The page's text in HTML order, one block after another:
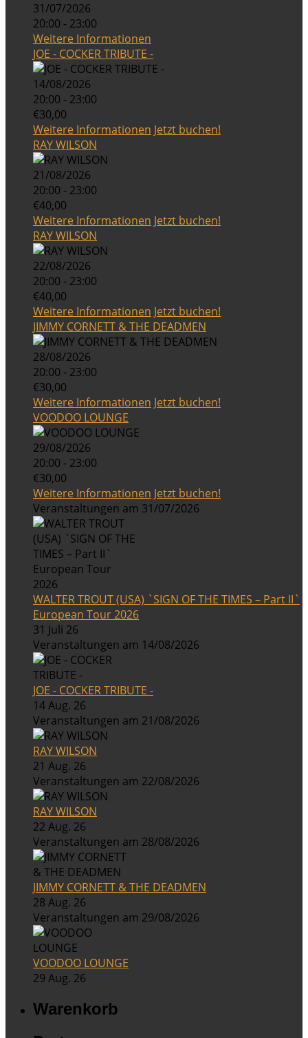
31/07/2026
20:00 - 23:00
Weitere Informationen
JOE - COCKER TRIBUTE -
14/08/2026
20:00 - 23:00
€30,00
Weitere Informationen Jetzt buchen!
RAY WILSON
21/08/2026
20:00 - 23:00
€40,00
Weitere Informationen Jetzt buchen!
RAY WILSON
22/08/2026
20:00 - 23:00
€40,00
Weitere Informationen Jetzt buchen!
JIMMY CORNETT & THE DEADMEN
28/08/2026
20:00 - 23:00
€30,00
Weitere Informationen Jetzt buchen!
VOODOO LOUNGE
29/08/2026
20:00 - 23:00
€30,00
Weitere Informationen Jetzt buchen!
Veranstaltungen am 31/07/2026
WALTER TROUT (USA) `SIGN OF THE TIMES – Part II`
European Tour 2026
31 Juli 26
Veranstaltungen am 14/08/2026
JOE - COCKER TRIBUTE -
14 Aug. 26
Veranstaltungen am 21/08/2026
RAY WILSON
21 Aug. 26
Veranstaltungen am 22/08/2026
RAY WILSON
22 Aug. 26
Veranstaltungen am 28/08/2026
JIMMY CORNETT & THE DEADMEN
28 Aug. 26
Veranstaltungen am 29/08/2026
VOODOO LOUNGE
29 Aug. 26
Warenkorb